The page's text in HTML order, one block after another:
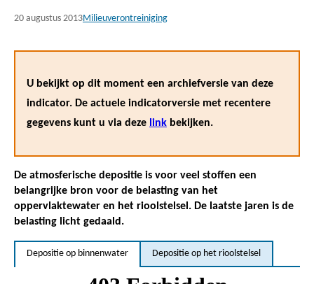
20 augustus 2013Milieuverontreiniging
U bekijkt op dit moment een archiefversie van deze
indicator. De actuele indicatorversie met recentere
gegevens kunt u via deze link bekijken.
De atmosferische depositie is voor veel stoffen een
belangrijke bron voor de belasting van het
oppervlaktewater en het rioolstelsel. De laatste jaren is de
belasting licht gedaald.
Depositie op binnenwater Depositie op het rioolstelsel